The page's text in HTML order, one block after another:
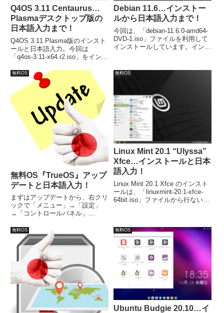
Q4OS 3.11 Centaurus…
Plasmaデスクトップ版の
日本語入力まで！
Q4OS 3.11 Plasma版のインスト
ールと日本語入力。今回は
「q4os-3.11-x64.r2.iso」をイン
件（Plasmaデスクトップ版）
は、CPU：1GHz、メモリ：
1GB、必要ディスク容量：5GB。
Debian 11.6…インストー
ルから日本語入力まで！
今回は、「debian-11.6.0-amd64-
DVD-1.iso」ファイルを利用して
インストールしています。インス
でした。
無料OS
無料OS『TrueOS』アップ
デートと日本語入力！
まずはアップデートから、右クリ
ックで「メニュー」→「設定」
→「コントロールパネル」
本語入力について、右クリックで
「メニュー」→「アプリケーショ
ン」→「設定」→「Fcitx設定」
で入力メソッドの設定を行いま
す。
無料OS
Linux Mint 20.1 “Ulyssa”
Xfce…インストールと日本
語入力！
Linux Mint 20.1 Xfce のインスト
ールは、「linuxmint-20.1-xfce-
64bit.iso」ファイルから行ないま
す。
無料OS 無料OS
Ubuntu Budgie 20.10…イ